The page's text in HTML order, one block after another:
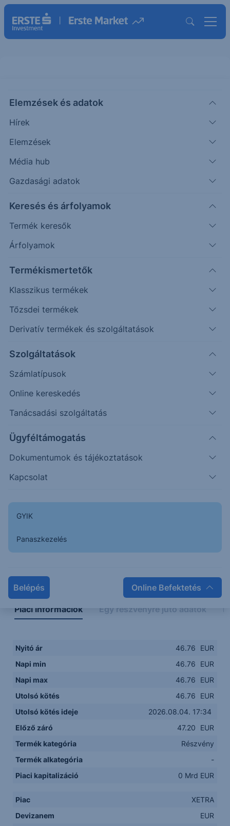
Elemzések és adatok
Hírek
Elemzések
Média hub
Gazdasági adatok
Keresés és árfolyamok
Termék keresők
Árfolyamok
Termékismertetők
Klasszikus termékek
Tőzsdei termékek
Derivatív termékek és szolgáltatások
Szolgáltatások
Számlatípusok
Online kereskedés
Tanácsadási szolgáltatás
Ügyféltámogatás
Dokumentumok és tájékoztatások
Kapcsolat
GYIK
Panaszkezelés
Belépés Online Befektetés
ACR(XETRA)
ACCOR ORD
46.76
Időpont: 26.08.04. 17:34
Előző záró:
47.20
Árfolyamértesítő rögzítése
További információk kérése
Napon belüli Historikus
Piaci információk Egy részvényre jutó adatok
Nyitó ár 46.76
EUR
Napi min
46.76
EUR
Napi max
46.76
EUR
Utolsó kötés
46.76
EUR
Utolsó kötés ideje
2026.08.04. 17:34
Előző záró
47.20
EUR
Termék kategória
Részvény
Termék alkategória
-
Piaci kapitalizáció
0 Mrd EUR
Piac
XETRA
Devizanem
EUR